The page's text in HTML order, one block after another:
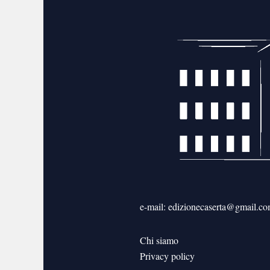
e-mail:
Chi siamo
Privacy policy